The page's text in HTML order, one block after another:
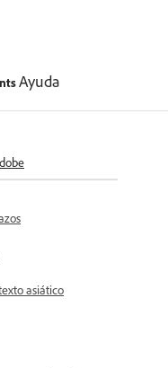
Ayuda
la pintura
de pintura
asiático